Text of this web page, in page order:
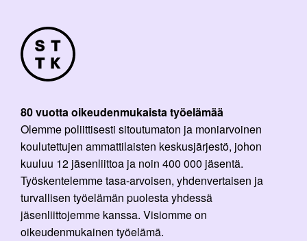
80 vuotta oikeudenmukaista työelämää
Olemme poliittisesti sitoutumaton ja moniarvoinen
koulutettujen ammattilaisten keskusjärjestö, johon
kuuluu 12 jäsenliittoa ja noin 400 000 jäsentä.
Työskentelemme tasa-arvoisen, yhdenvertaisen ja
turvallisen työelämän puolesta yhdessä
jäsenliittojemme kanssa. Visiomme on
oikeudenmukainen työelämä.